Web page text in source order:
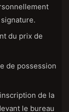
du prix de
de possession
de la
le bureau